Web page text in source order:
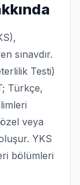
sınavdır.
Testi)
Türkçe,
veya
YKS
bölümleri